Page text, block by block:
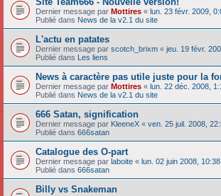
Dernier message par Mottires « lun. 23 févr. 2009,
Publié dans News de la v2.1 du site
L'actu en patates
Dernier message par scotch_brixm « jeu. 19 févr.
Publié dans Les liens
News à caractère pas utile juste pour la
Dernier message par Mottires « lun. 22 déc. 2008,
Publié dans News de la v2.1 du site
666 Satan, signification
Dernier message par KleeneX « ven. 25 juil. 2008,
Publié dans 666satan
Catalogue des O-part
Dernier message par laboite « lun. 02 juin 2008, 10:38
Publié dans 666satan
Billy vs Snakeman